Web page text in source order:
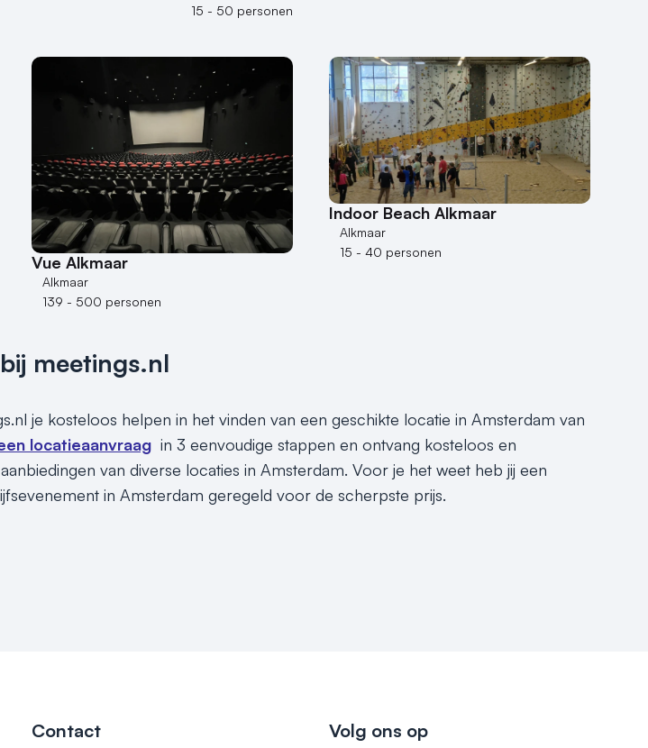
15 - 50 personen
Vue Alkmaar
Alkmaar
139 - 500 personen
Indoor Beach Alkmaar
Alkmaar
15 - 40 personen
meetings.nl
je kosteloos helpen in het vinden van een geschikte locatie in Amsterdam van
locatieaanvraag in 3 eenvoudige stappen en ontvang kosteloos en
van diverse locaties in Amsterdam. Voor je het weet heb jij een
in Amsterdam geregeld voor de scherpste prijs.
Contact Volg ons op